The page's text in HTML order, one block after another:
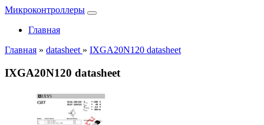
Микроконтроллеры
Главная
Главная » datasheet » IXGA20N120 datasheet
IXGA20N120 datasheet